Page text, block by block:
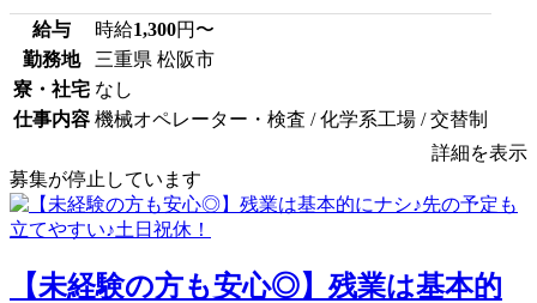
給与 時給1,300円〜
勤務地
三重県 松阪市
寮・社宅 なし
仕事内容 機械オペレーター・検査 / 化学系工場 / 交替制
詳細を表示
募集が停止しています
【未経験の方も安心◎】残業は基本的